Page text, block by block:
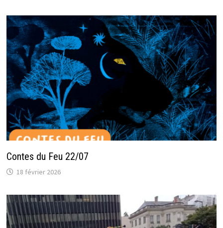
Contes du Feu 22/07
18 février 2026